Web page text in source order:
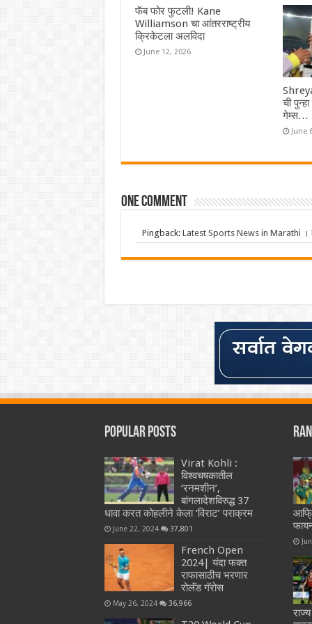
फॅब फोर फुटली! Kane
Williamson चा आंतरराष्ट्रीय
क्रिकेटला अलविदा
June 12, 2026
ची
गेम्स…
June
One comment
Pingback: Latest Sports News in Marathi ।
Popular Posts
Virat Kohli :
विश्वचषकातील
‘रनमशीन’,
बांगलादेशविरुद्ध 37
धावा करत कोहलीने केला ‘विराट’ पराक्रम
June 22, 2024 37,801
French Open
2024| यंदा फक्त
राफासाठीच भरणार
रोलॅंड गॅरोस
May 26, 2024 36,966